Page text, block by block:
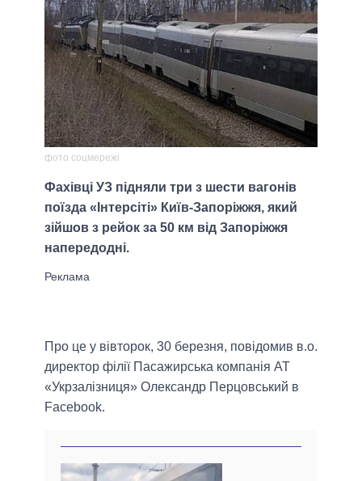
фото соцмережі
Фахівці УЗ підняли три з шести вагонів
поїзда «Інтерсіті» Київ-Запоріжжя, який
зійшов з рейок за 50 км від Запоріжжя
напередодні.
Про це у вівторок, 30 березня, повідомив в.о.
директор філії Пасажирська компанія АТ
«Укрзалізниця» Олександр Перцовський в
Facebook.